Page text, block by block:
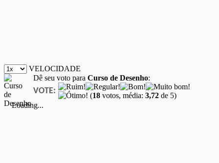
VELOCIDADE
Dê seu voto para Curso de Desenho:
VOTE: (18 votos, média: 3,72 de 5)
Loading...